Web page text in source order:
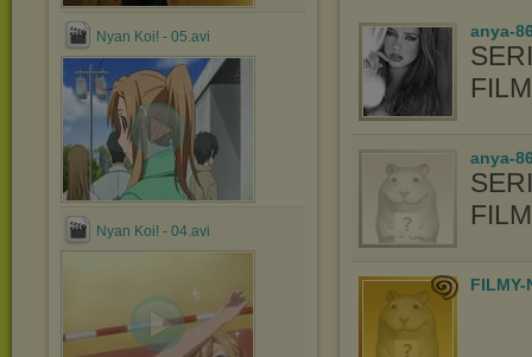
Nyan Koi! - 05.avi
Nyan Koi! - 04.avi
anya-
anya-
FILMY-